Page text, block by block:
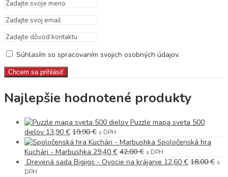
Súhlasím so spracovaním svojich osobných údajov.
Najlepšie hodnotené produkty
Puzzle mapa sveta 500
dielov 13,90 € 19,90€ s DPH
Spoločenská hra
Kuchári - Marbushka 29,40 € 42,00€ s DPH
Drevená sada Bigjigs - Ovocie na krájanie 12,60 € 18,00€ s
DPH